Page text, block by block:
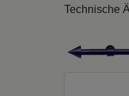
Technische